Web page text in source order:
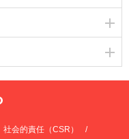
社会的責任（CSR）